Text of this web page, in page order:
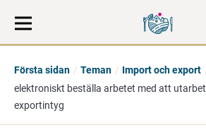
direkt
till
på
hela
Första sidan Teman Import och export
elektroniskt beställa arbetet med att
exportintyg